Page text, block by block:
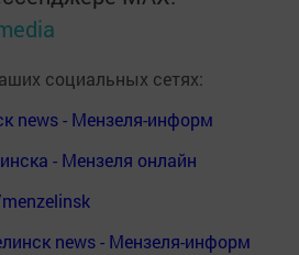
социальных сетях:
news - Мензеля-информ
- Мензеля онлайн
news - Мензеля-информ